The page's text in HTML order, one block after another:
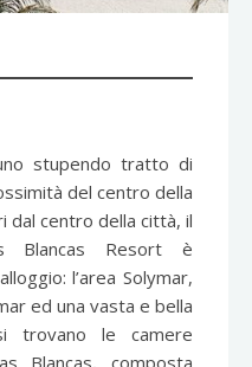
stupendo tratto di
del centro della
dal centro della città, il
Blancas Resort è
l’area Solymar,
ed una vasta e bella
trovano le camere
Blancas, composta